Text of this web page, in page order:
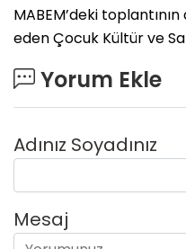
MABEM’deki
eden Çocuk Kültür ve
Yorum Ekle
Adınız Soyadınız
Mesaj